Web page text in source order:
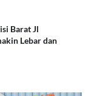
Barat Jl
Lebar dan